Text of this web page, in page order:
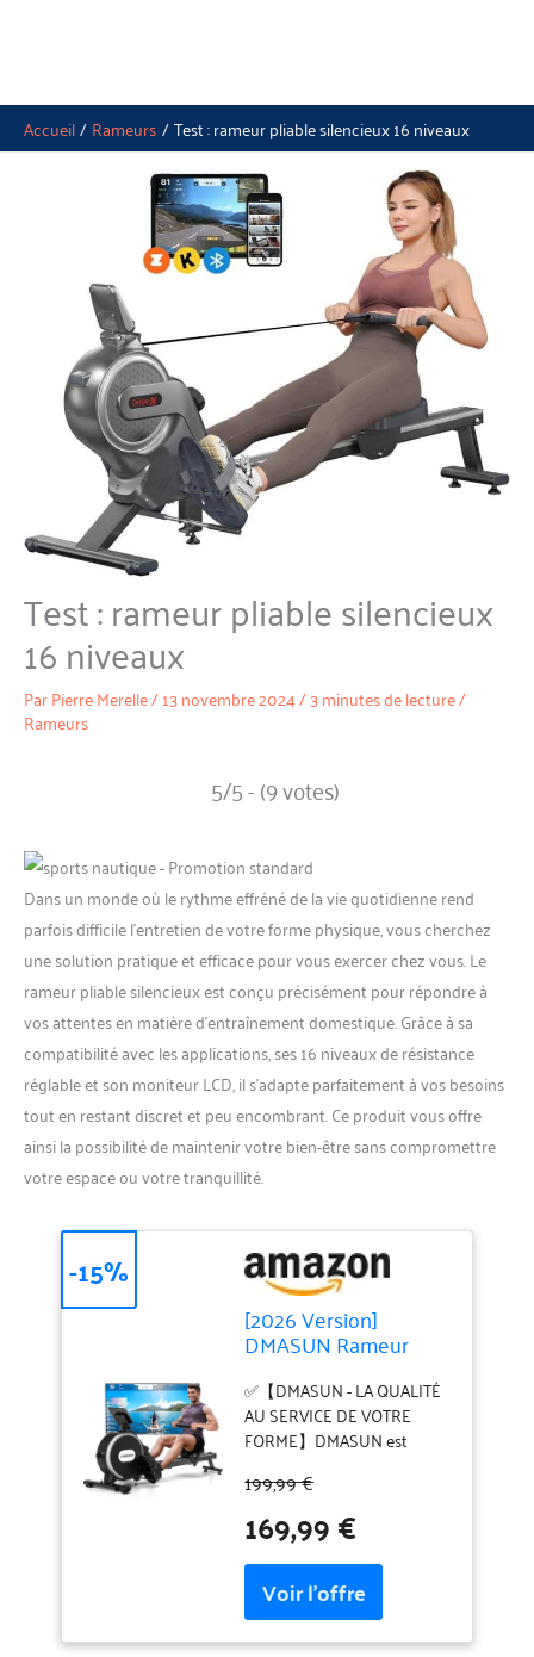
Accueil Rameurs Test : rameur pliable silencieux 16 niveaux
Test : rameur pliable silencieux
16 niveaux
ParPierre Merelle/13 novembre 2024/3 minutes de lecture/
Rameurs
5/5 - (9 votes)
Dans un monde où le rythme effréné de la vie quotidienne rend
parfois difficile l’entretien de votre forme physique, vous cherchez
une solution pratique et efficace pour vous exercer chez vous. Le
rameur pliable silencieux est conçu précisément pour répondre à
vos attentes en matière d’entraînement domestique. Grâce à sa
compatibilité avec les applications, ses 16 niveaux de résistance
réglable et son moniteur LCD, il s’adapte parfaitement à vos besoins
tout en restant discret et peu encombrant. Ce produit vous offre
ainsi la possibilité de maintenir votre bien-être sans compromettre
votre espace ou votre tranquillité.
[2026 Version]
DMASUN Rameur
D'appartement, 16
Niveaux de
Résistance, Rameur
Magnétique
Silencieux avec APP,
Écran LCD, Mise à
Niveau vers Deux
Rails, Assemblage
Facile, Capacité 160KG
✅【DMASUN - LA QUALITÉ
AU SERVICE DE VOTRE
FORME】DMASUN est
de qualité dans le domaine
des équipements de fitness.
Conçu pour offrir une
expérience d'entraînement
supérieure, notre rameur
magnétique est une solution
robuste et élégante pour les
199,99 €
169,99 €
-15%